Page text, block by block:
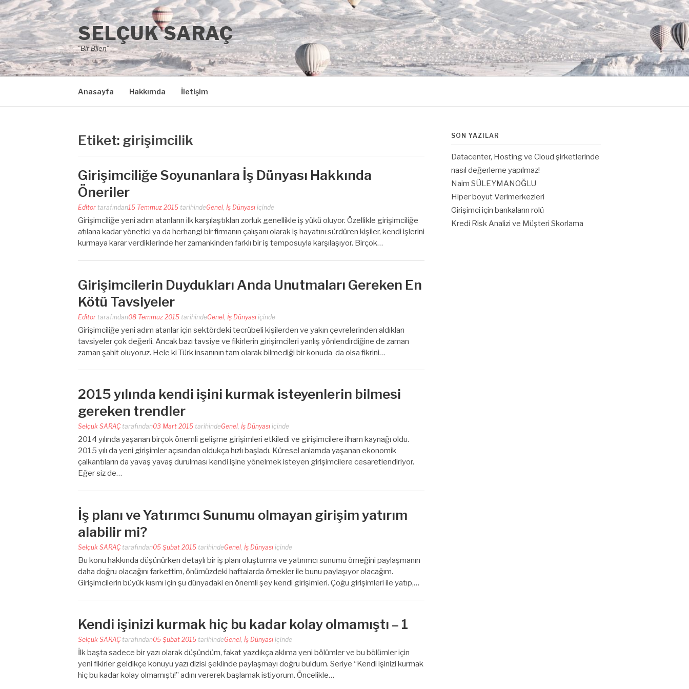
İçeriğe
atla
SELÇUK SARAÇ
"Bir Bilen"
Anasayfa Hakkımda İletişim
Etiket: girişimcilik
Girişimciliğe Soyunanlara İş Dünyası Hakkında
Öneriler
Editor tarafından15 Temmuz 2015 tarihindeGenel, İş Dünyası içinde
Girişimciliğe yeni adım atanların ilk karşılaştıkları zorluk genellikle iş yükü oluyor. Özellikle girişimciliğe
atılana kadar yönetici ya da herhangi bir firmanın çalışanı olarak iş hayatını sürdüren kişiler, kendi işlerini
kurmaya karar verdiklerinde her zamankinden farklı bir iş temposuyla karşılaşıyor. Birçok…
Girişimcilerin Duydukları Anda Unutmaları Gereken En
Kötü Tavsiyeler
Editor tarafından08 Temmuz 2015 tarihindeGenel İş Dünyası içinde
Girişimciliğe yeni adım atanlar için sektördeki tecrübeli kişilerden ve yakın çevrelerinden aldıkları
tavsiyeler çok değerli. Ancak bazı tavsiye ve fikirlerin girişimcileri yanlış yönlendirdiğine de zaman
zaman şahit oluyoruz. Hele ki Türk insanının tam olarak bilmediği bir konuda da olsa fikrini…
2015 yılında kendi işini kurmak isteyenlerin bilmesi
gereken trendler
Selçuk SARAÇtarafından03 Mart 2015 tarihindeGenel, İş Dünyası içinde
2014 yılında yaşanan birçok önemli gelişme girişimleri etkiledi ve girişimcilere ilham kaynağı oldu.
2015 yılı da yeni girişimler açısından oldukça hızlı başladı. Küresel anlamda yaşanan ekonomik
çalkantıların da yavaş yavaş durulması kendi işine yönelmek isteyen girişimcilere cesaretlendiriyor.
Eğer siz de…
İş planı ve Yatırımcı Sunumu olmayan girişim yatırım
alabilir mi?
Selçuk SARAÇtarafından05 Şubat 2015 tarihindeGenel İş Dünyası içinde
Bu konu hakkında düşünürken detaylı bir iş planı oluşturma ve yatırımcı sunumu örneğini paylaşmanın
daha doğru olacağını farkettim, önümüzdeki haftalarda örnekler ile bunu paylaşıyor olacağım.
Girişimcilerin büyük kısmı için şu dünyadaki en önemli şey kendi girişimleri. Çoğu girişimleri ile yatıp,…
Kendi işinizi kurmak hiç bu kadar kolay olmamıştı – 1
Selçuk SARAÇtarafından05 Şubat 2015 tarihindeGenel, İş Dünyası içinde
İlk başta sadece bir yazı olarak düşündüm, fakat yazdıkça aklıma yeni bölümler ve bu bölümler için
yeni fikirler geldikçe konuyu yazı dizisi şeklinde paylaşmayı doğru buldum. Seriye “Kendi işinizi kurmak
hiç bu kadar kolay olmamıştı!” adını vererek başlamak istiyorum. Öncelikle…
SON YAZILAR
Datacenter, Hosting ve Cloud şirketlerinde
nasıl değerleme yapılmaz!
Naim SÜLEYMANOĞLU
Hiper boyut Verimerkezleri
Girişimci için bankaların rolü
Kredi Risk Analizi ve Müşteri Skorlama